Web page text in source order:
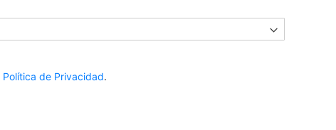
Política de Privacidad.